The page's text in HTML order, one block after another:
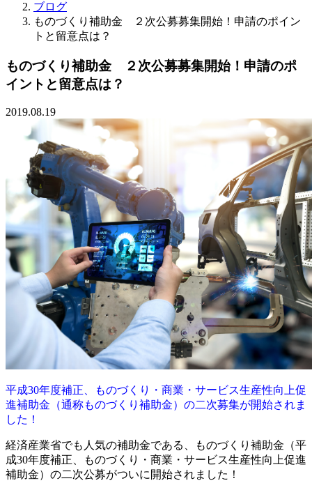
ブログ
ものづくり補助金 ２次公募募集開始！申請のポイン
トと留意点は？
ものづくり補助金 ２次公募募集開始！申請のポ
イントと留意点は？
2019.08.19
平成30年度補正、ものづくり・商業・サービス生産性向上促
進補助金（通称ものづくり補助金）の二次募集が開始されま
した！
経済産業省でも人気の補助金である、ものづくり補助金（平
成30年度補正、ものづくり・商業・サービス生産性向上促進
補助金）の二次公募がついに開始されました！